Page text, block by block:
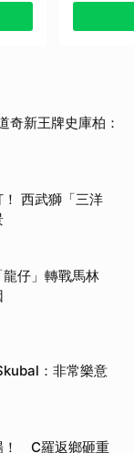
奇新王牌史庫柏：
西武獅「三洋
仔」轉戰馬林
：非常樂意
！ C羅返鄉砸重